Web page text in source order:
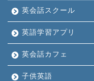
英会話スクール
英語学習アプリ
英会話カフェ
子供英語